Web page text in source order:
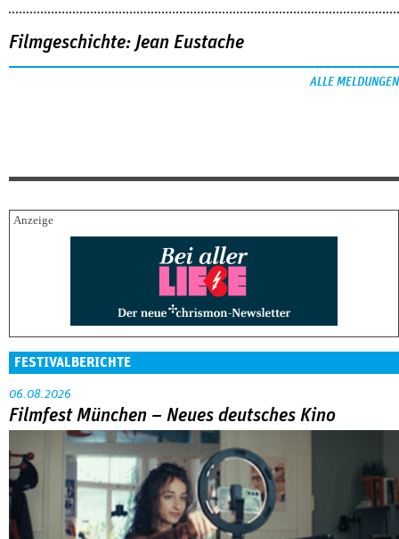
Filmgeschichte: Jean Eustache
ALLE MELDUNGEN
FESTIVALBERICHTE
06.08.2026
Filmfest München – Neues deutsches Kino